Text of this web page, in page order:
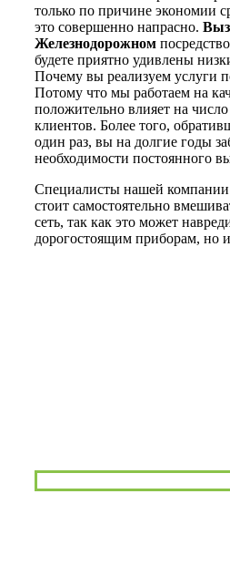
только по причине экономии
это совершенно напрасно.
Железнодорожном
будете приятно удивлены
Почему вы реализуем услуги
Потому что мы работаем на
положительно влияет на
клиентов. Более того,
один раз, вы на долгие годы
необходимости постоянного
Специалисты нашей
стоит самостоятельно
сеть, так как это может
дорогостоящим приборам, но